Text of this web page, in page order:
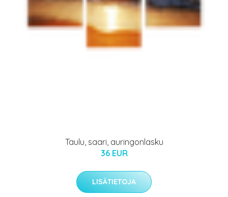
Taulu, saari, auringonlasku
36 EUR
LISÄTIETOJA